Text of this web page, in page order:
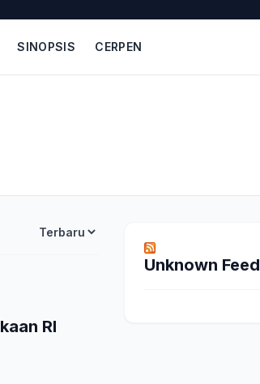
SINOPSIS CERPEN
RI
Unknown Feed